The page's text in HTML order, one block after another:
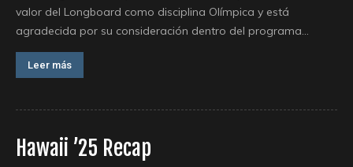
valor del Longboard como disciplina Olímpica y está
agradecida por su consideración dentro del programa...
Leer más
Hawaii ’25 Recap